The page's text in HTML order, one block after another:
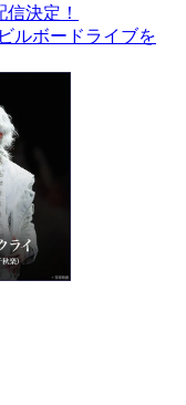
決定！
ルボードライブを